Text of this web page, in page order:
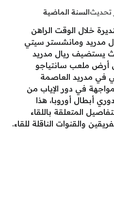
تحديثالسنة الماضية
خلال الوقت الراهن
مدريد ومانشستر سيتي
يستضيف ريال مدريد
أرض ملعب سانتياجو
في مدريد العاصمة
في دور الإياب من
بطولة دوري أبطال أوروبا، هذا
المتعلقة باللقاء
والقنوات الناقلة للقاء.